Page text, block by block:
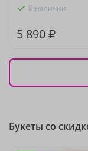
В наличии
5 890 ₽
Букеты со